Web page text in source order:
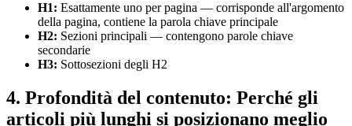
H1: Esattamente uno per pagina — corrisponde all'argomento
della pagina, contiene la parola chiave principale
H2: Sezioni principali — contengono parole chiave
secondarie
H3: Sottosezioni degli H2
4. Profondità del contenuto: Perché gli
articoli più lunghi si posizionano meglio